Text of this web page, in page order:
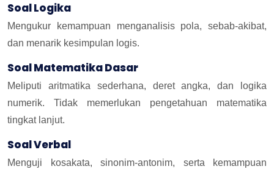
Soal Logika
Mengukur kemampuan menganalisis pola, sebab-akibat,
dan menarik kesimpulan logis.
Soal Matematika Dasar
Meliputi aritmatika sederhana, deret angka, dan logika
numerik. Tidak memerlukan pengetahuan matematika
tingkat lanjut.
Soal Verbal
Menguji kosakata, sinonim-antonim, serta kemampuan